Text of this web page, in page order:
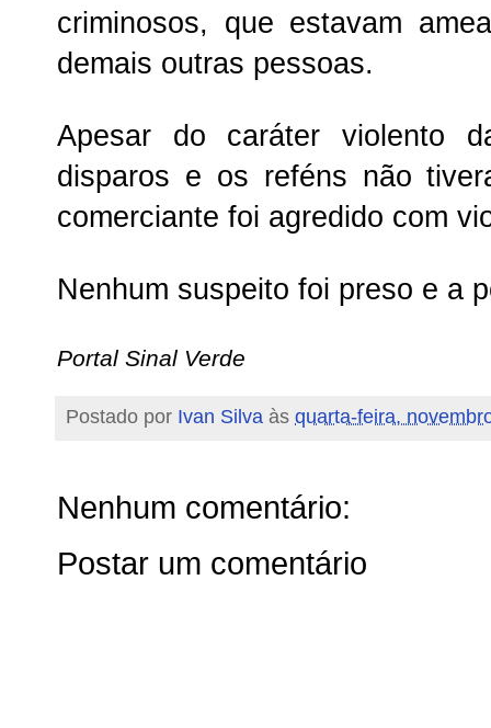
criminosos, que estavam
demais outras pessoas.
Apesar do caráter violento
disparos e os reféns não
comerciante foi agredido com
Nenhum suspeito foi preso e a
Portal Sinal Verde
Postado por Ivan Silva às quarta-feira,
Nenhum comentário:
Postar um comentário